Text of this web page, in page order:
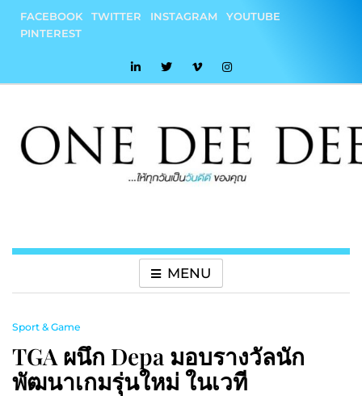
content
FACEBOOK TWITTER INSTAGRAM
YOUTUBE
PINTEREST
MENU
Sport & Game
TGA ผนึก Depa มอบรางวัลนัก
พัฒนาเกมรุ่นใหม่ ในเวที